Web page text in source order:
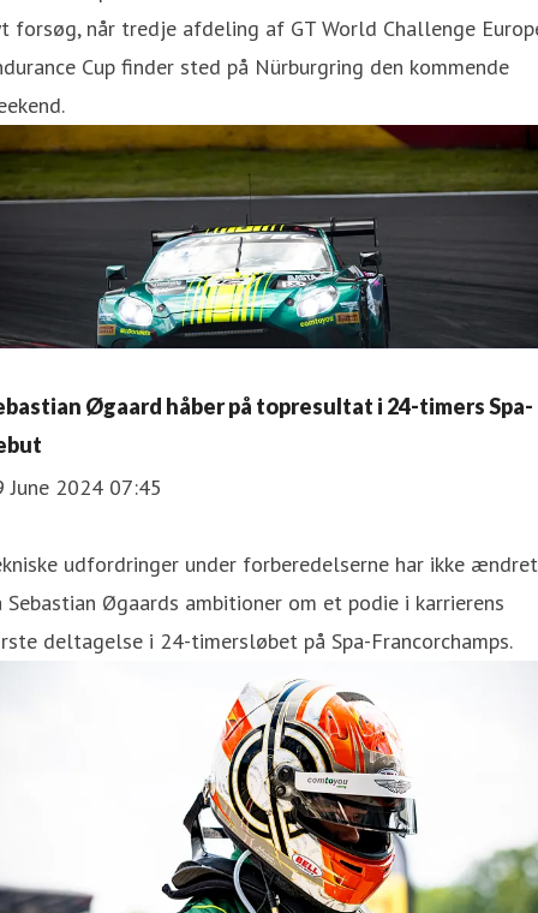
forsøg, når tredje afdeling af GT World Challenge
Cup finder sted på Nürburgring den kommende
Øgaard håber på topresultat i 24-timers Spa-
June 2024 07:45
udfordringer under forberedelserne har ikke ændret
Sebastian Øgaards ambitioner om et podie i karrierens
deltagelse i 24-timersløbet på Spa-Francorchamps.